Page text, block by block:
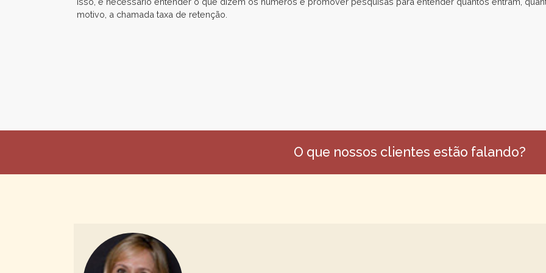
motivo, a chamada taxa de retenção.
O que nossos clientes estão falando?